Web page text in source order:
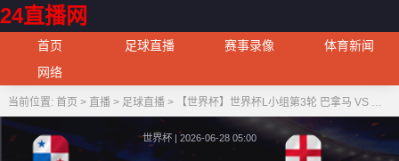
24直播网
首页 足球直播 赛事录像
体育新闻
网络
当前位置: 首页 > 直播> 足球直播> 【世界杯】世界杯L小组第3轮 巴拿马 VS 英格兰